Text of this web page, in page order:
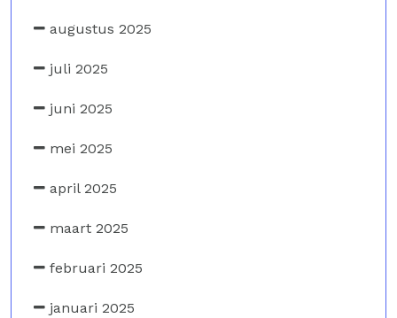
augustus 2025
juli 2025
juni 2025
mei 2025
april 2025
maart 2025
februari 2025
januari 2025